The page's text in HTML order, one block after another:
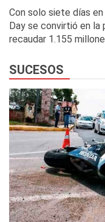
Con solo siete días
Day se convirtió en la
recaudar 1.155
SUCESOS